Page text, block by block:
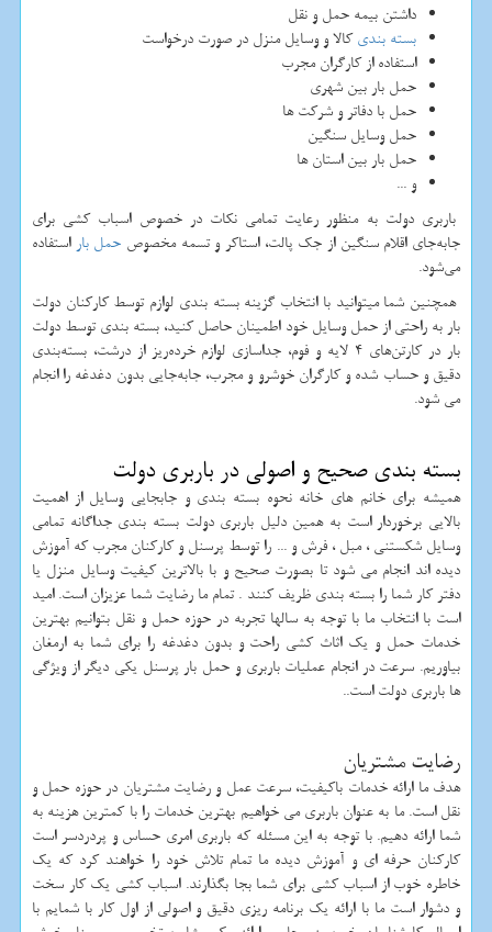
داشتن بیمه حمل و نقل
بسته بندیکالا و وسایل منزل در صورت درخواست
استفاده از کارگران مجرب
حمل بار بین شهری
حمل با دفاتر و شرکت ها
حمل وسایل سنگین
حمل بار بین استان ها
و ...
باربری دولت به منظور رعایت تمامی نکات در خصوص اسباب کشی برای
جابه‌جای اقلام سنگین از جک پالت، استاکر و تسمه مخصوص حمل بار استفاده
می‌شود.
همچنین شما میتوانید با انتخاب گزینه بسته بندی لوازم توسط کارکنان دولت
بار به راحتی از حمل وسایل خود اطمینان حاصل کنید، بسته بندی توسط دولت
بار در کارتن‌های 4 لایه و فوم، جداسازی لوازم خرده‌ریز از درشت، بسته‌بندی
دقیق و حساب شده و کارگران خوشرو و مجرب، جابه‌جایی بدون دغدغه را انجام
می شود.
بسته بندی صحیح و اصولی در باربری دولت
همیشه برای خانم های خانه نحوه بسته بندی و جابجایی وسایل از اهمیت
بالایی برخوردار است به همین دلیل باربری دولت بسته بندی جداگانه تمامی
وسایل شکستنی ، مبل ، فرش و ... را توسط پرسنل و کارکنان مجرب که آموزش
دیده اند انجام می شود تا بصورت صحیح و با بالاترین کیفیت وسایل منزل یا
دفتر کار شما را بسته بندی ظریف کنند . تمام ما رضایت شما عزیزان است. امید
است با انتخاب ما با توجه به سالها تجربه در حوزه حمل و نقل بتوانیم بهترین
خدمات حمل و یک اثاث کشی راحت و بدون دغدغه را برای شما به ارمغان
بیاوریم. سرعت در انجام عملیات باربری و حمل بار پرسنل یکی دیگر از ویژگی
ها باربری دولت است..
رضایت مشتریان
هدف ما ارائه خدمات باکیفیت، سرعت عمل و رضایت مشتریان در حوزه حمل و
نقل است. ما به عنوان باربری می خواهیم بهترین خدمات را با کمترین هزینه به
شما ارائه دهیم. با توجه به این مسئله که باربری امری حساس و پردردسر است
کارکنان حرفه ای و آموزش دیده ما تمام تلاش خود را خواهند کرد که یک
خاطره خوب از اسباب کشی برای شما بجا بگذارند. اسباب کشی یک کار سخت
و دشوار است ما با ارائه یک برنامه ریزی دقیق و اصولی از اول کار با شمایم با